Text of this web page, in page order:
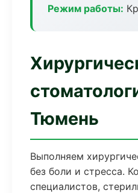
Режим работы:
Тюмень
Выполняем
без боли и стресса.
специалистов,